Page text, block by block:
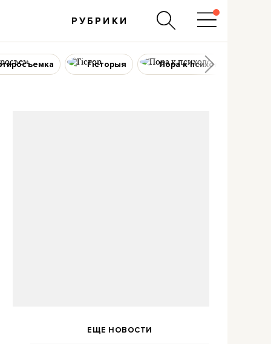
РУБРИКИ
Гісторыя Пора к психологу
ЕЩЕ НОВОСТИ